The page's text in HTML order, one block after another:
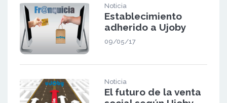
Noticia
Establecimiento
adherido a Ujoby
09/05/17
Noticia
El futuro de la venta